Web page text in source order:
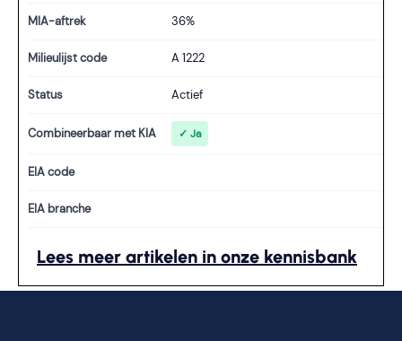
MIA-aftrek 36%
Milieulijst code A 1222
Status Actief
Combineerbaar met KIA ✓ Ja
EIA code
EIA branche
Lees meer artikelen in onze kennisbank